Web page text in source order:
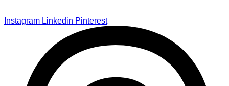
Instagram Linkedin Pinterest